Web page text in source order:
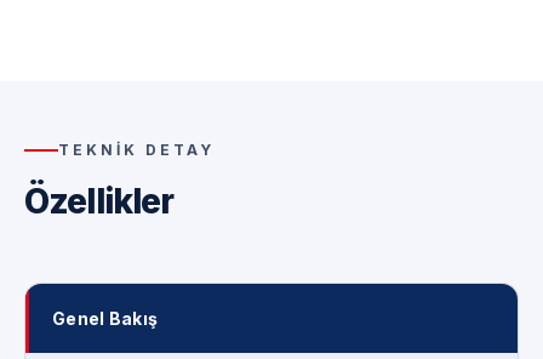
TEKNIK DETAY
Özellikler
Genel Bakış